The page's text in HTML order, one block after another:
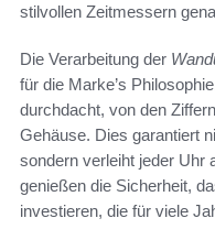
stilvollen Zeitmessern
Die Verarbeitung der
für die Marke’s
durchdacht, von den
Gehäuse. Dies garantiert
sondern verleiht jeder Uhr
genießen die Sicherheit,
investieren, die für viele